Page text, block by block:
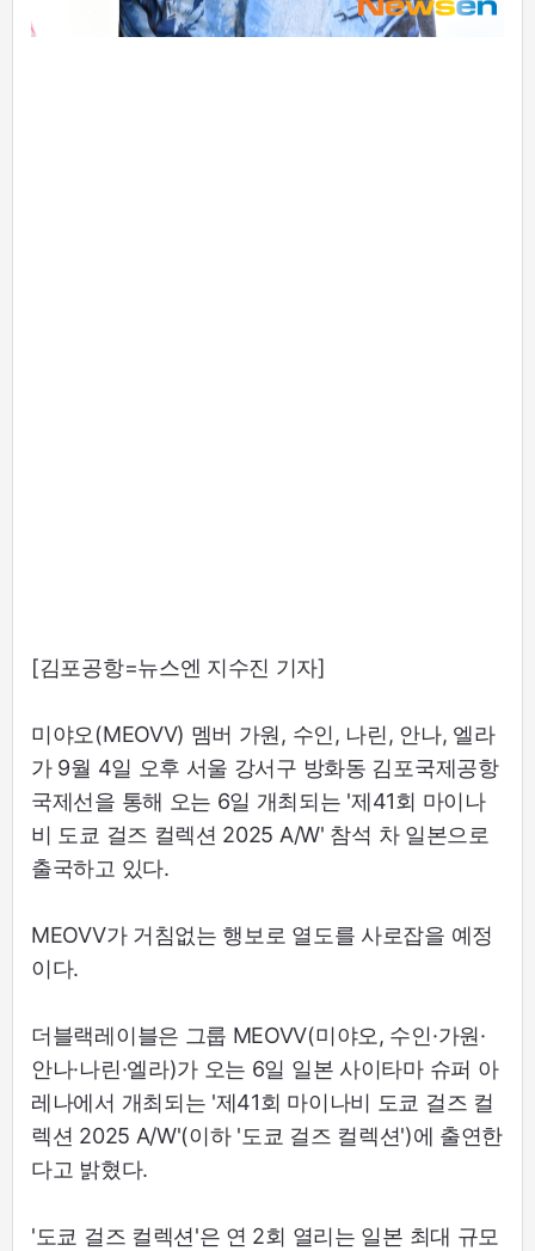
[김포공항=뉴스엔 지수진 기자]
미야오(MEOVV) 멤버 가원, 수인, 나린, 안나, 엘라
가 9월 4일 오후 서울 강서구 방화동 김포국제공항
국제선을 통해 오는 6일 개최되는 '제41회 마이나
비 도쿄 걸즈 컬렉션 2025 A/W' 참석 차 일본으로
출국하고 있다.
MEOVV가 거침없는 행보로 열도를 사로잡을 예정
이다.
더블랙레이블은 그룹 MEOVV(미야오, 수인·가원·
안나·나린·엘라)가 오는 6일 일본 사이타마 슈퍼 아
레나에서 개최되는 '제41회 마이나비 도쿄 걸즈 컬
렉션 2025 A/W'(이하 '도쿄 걸즈 컬렉션')에 출연한
다고 밝혔다.
'도쿄 걸즈 컬렉션'은 연 2회 열리는 일본 최대 규모